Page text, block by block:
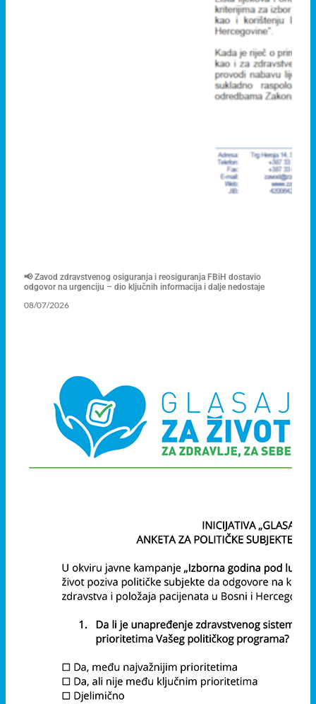
📢 Zavod zdravstvenog osiguranja i reosiguranja FBiH dostavio
odgovor na urgenciju – dio ključnih informacija i dalje nedostaje
08/07/2026